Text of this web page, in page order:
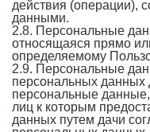
действия (операции),
данными.
2.8. Персональные
относящаяся прямо
определяемому
2.9. Персональные
персональных
персональные данные,
лиц к которым
данных путем дачи